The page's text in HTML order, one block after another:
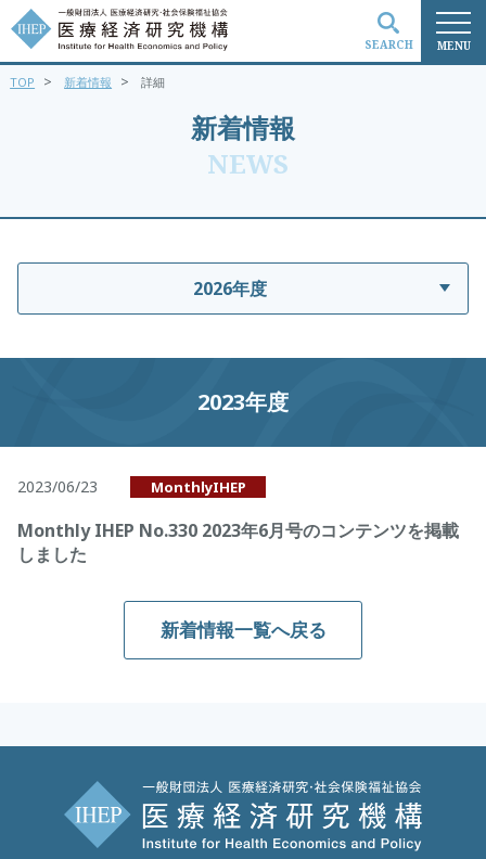
MENU
SEARCH
新着情報
NEWS
TOP > 新着情報 > 詳細
2026年度
2023年度
2023/06/23 MonthlyIHEP
Monthly IHEP No.330 2023年6月号のコンテンツを掲載
しました
新着情報一覧へ戻る